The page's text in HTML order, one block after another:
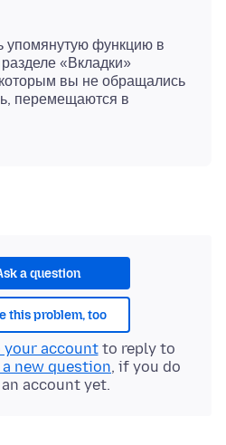
упомянутую функцию в
«Вкладки»
вы не обращались
перемещаются в
a question
this problem, too
your accountto reply to
new question, if you do
account yet.